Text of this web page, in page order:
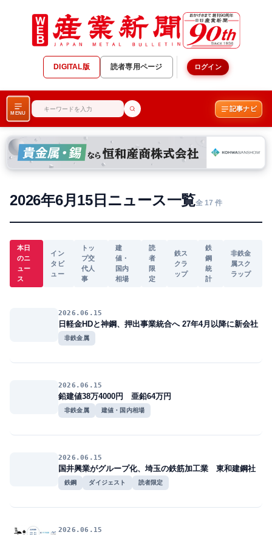
DIGITAL版 読者専用ページ ログイン
MENU
記事ナビ
2026年6月15日ニュース一覧全 17 件
本日
のニ
ュー
ス
イン
タビ
ュー
トッ
プ交
代人
事
建
値・
国内
相場
読
者
限
定
鉄ス
クラ
ップ
鉄
鋼
統
計
非鉄金
属スク
ラップ
2026.06.15
日軽金HDと神鋼、押出事業統合へ 27年4月以降に新会社
非鉄金属
2026.06.15
鉛建値38万4000円 亜鉛64万円
非鉄金属 建値・国内相場
2026.06.15
国井興業がグループ化、埼玉の鉄筋加工業 東和建鋼社
鉄鋼 ダイジェスト 読者限定
2026.06.15